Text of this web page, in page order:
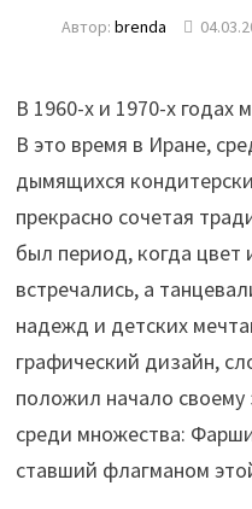
Автор:brenda
В 1960-х и 1970-х годах
В это время в Иране,
дымящихся
прекрасно сочетая
был период, когда цвет
встречались, а
надежд и детских
графический дизайн,
положил начало
среди множества:
ставший флагманом